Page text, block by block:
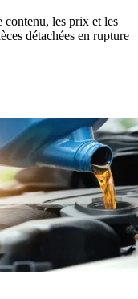
contenu, les prix et les
détachées en rupture